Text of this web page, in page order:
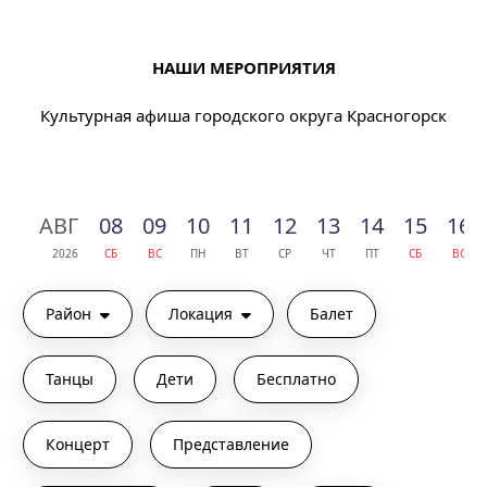
НАШИ МЕРОПРИЯТИЯ
Культурная афиша городского округа Красногорск
АВГ
2026
08
СБ
09
ВС
10
ПН
11
ВТ
12
СР
13
ЧТ
14
ПТ
15
СБ
16
ВС
Район Локация Балет
Танцы Дети Бесплатно
Концерт Представление